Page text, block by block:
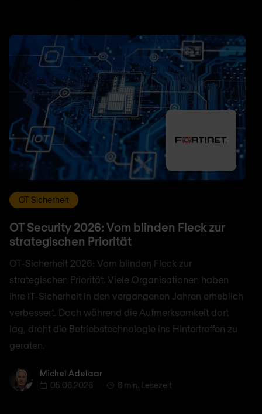
OT Sicherheit
OT Security 2026: Vom blinden Fleck zur
strategischen Priorität
OT-Sicherheit 2026: Vom blinden Fleck zur
strategischen Priorität. Viele Organisationen haben
ihre IT-Sicherheit in den vergangenen Jahren erheblich
verbessert. Doch während die Aufmerksamkeit dort
lag, droht die Betriebstechnologie ins Hintertreffen zu
geraten.
Michel Adelaar
Michel Adelaar
05.06.2026
6 min. Lesezeit